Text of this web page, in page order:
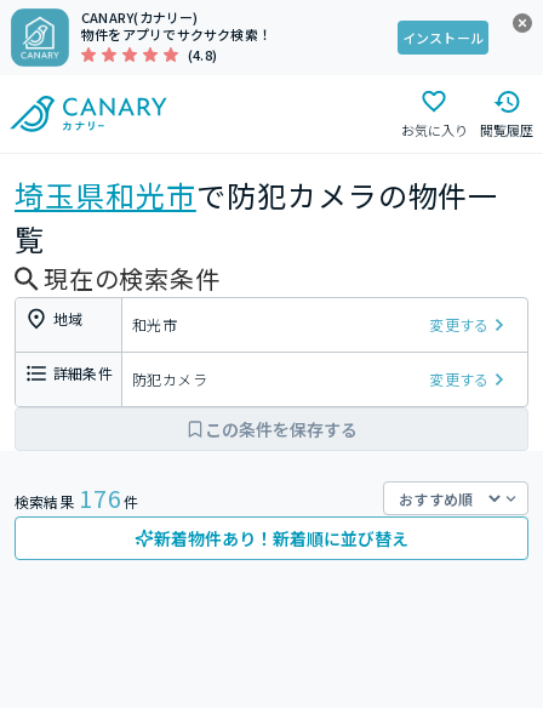
CANARY(カナリー)
物件をアプリでサクサク検索！
(4.8)
インストール
お気に入り 閲覧履歴
埼玉県和光市で防犯カメラの物件一
覧
現在の検索条件
地域 和光市 変更する
詳細条件 防犯カメラ 変更する
この条件を保存する
検索結果 176件
新着物件あり！新着順に並び替え